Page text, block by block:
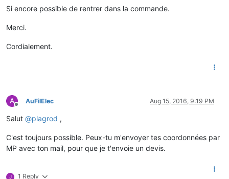
Si encore possible de rentrer dans la commande.
Merci.
Cordialement.
A
Offline
AuFilElec Aug 15, 2016, 9:19 PM
Salut @plagrod ,
C'est toujours possible. Peux-tu m'envoyer tes coordonnées par
MP avec ton mail, pour que je t'envoie un devis.
J 1 Reply